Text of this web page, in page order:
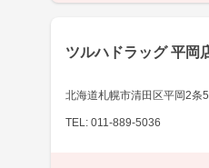
ツルハドラッグ 平岡
北海道札幌市清田区平岡2条
TEL: 011-889-5036